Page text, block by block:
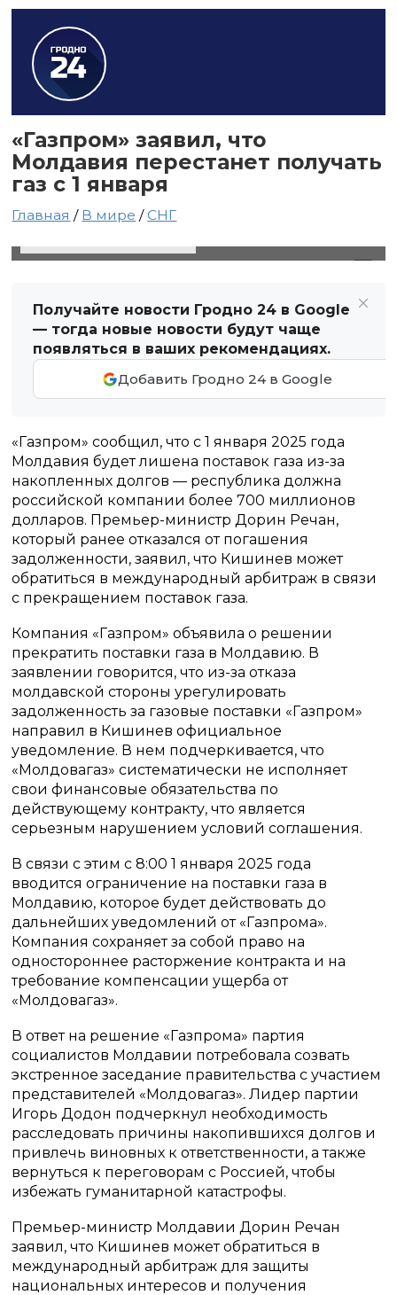
«Газпром» заявил, что
Молдавия перестанет получать
газ с 1 января
Главная / В мире /СНГ
Получайте новости Гродно 24 в Google
— тогда новые новости будут чаще
появляться в ваших рекомендациях.
Добавить Гродно 24 в Google
«Газпром» сообщил, что с 1 января 2025 года
Молдавия будет лишена поставок газа из-за
накопленных долгов — республика должна
российской компании более 700 миллионов
долларов. Премьер-министр Дорин Речан,
который ранее отказался от погашения
задолженности, заявил, что Кишинев может
обратиться в международный арбитраж в связи
с прекращением поставок газа.
Компания «Газпром» объявила о решении
прекратить поставки газа в Молдавию. В
заявлении говорится, что из-за отказа
молдавской стороны урегулировать
задолженность за газовые поставки «Газпром»
направил в Кишинев официальное
уведомление. В нем подчеркивается, что
«Молдовагаз» систематически не исполняет
свои финансовые обязательства по
действующему контракту, что является
серьезным нарушением условий соглашения.
В связи с этим с 8:00 1 января 2025 года
вводится ограничение на поставки газа в
Молдавию, которое будет действовать до
дальнейших уведомлений от «Газпрома».
Компания сохраняет за собой право на
одностороннее расторжение контракта и на
требование компенсации ущерба от
«Молдовагаз».
В ответ на решение «Газпрома» партия
социалистов Молдавии потребовала созвать
экстренное заседание правительства с участием
представителей «Молдовагаз». Лидер партии
Игорь Додон подчеркнул необходимость
расследовать причины накопившихся долгов и
привлечь виновных к ответственности, а также
вернуться к переговорам с Россией, чтобы
избежать гуманитарной катастрофы.
Премьер-министр Молдавии Дорин Речан
заявил, что Кишинев может обратиться в
международный арбитраж для защиты
национальных интересов и получения